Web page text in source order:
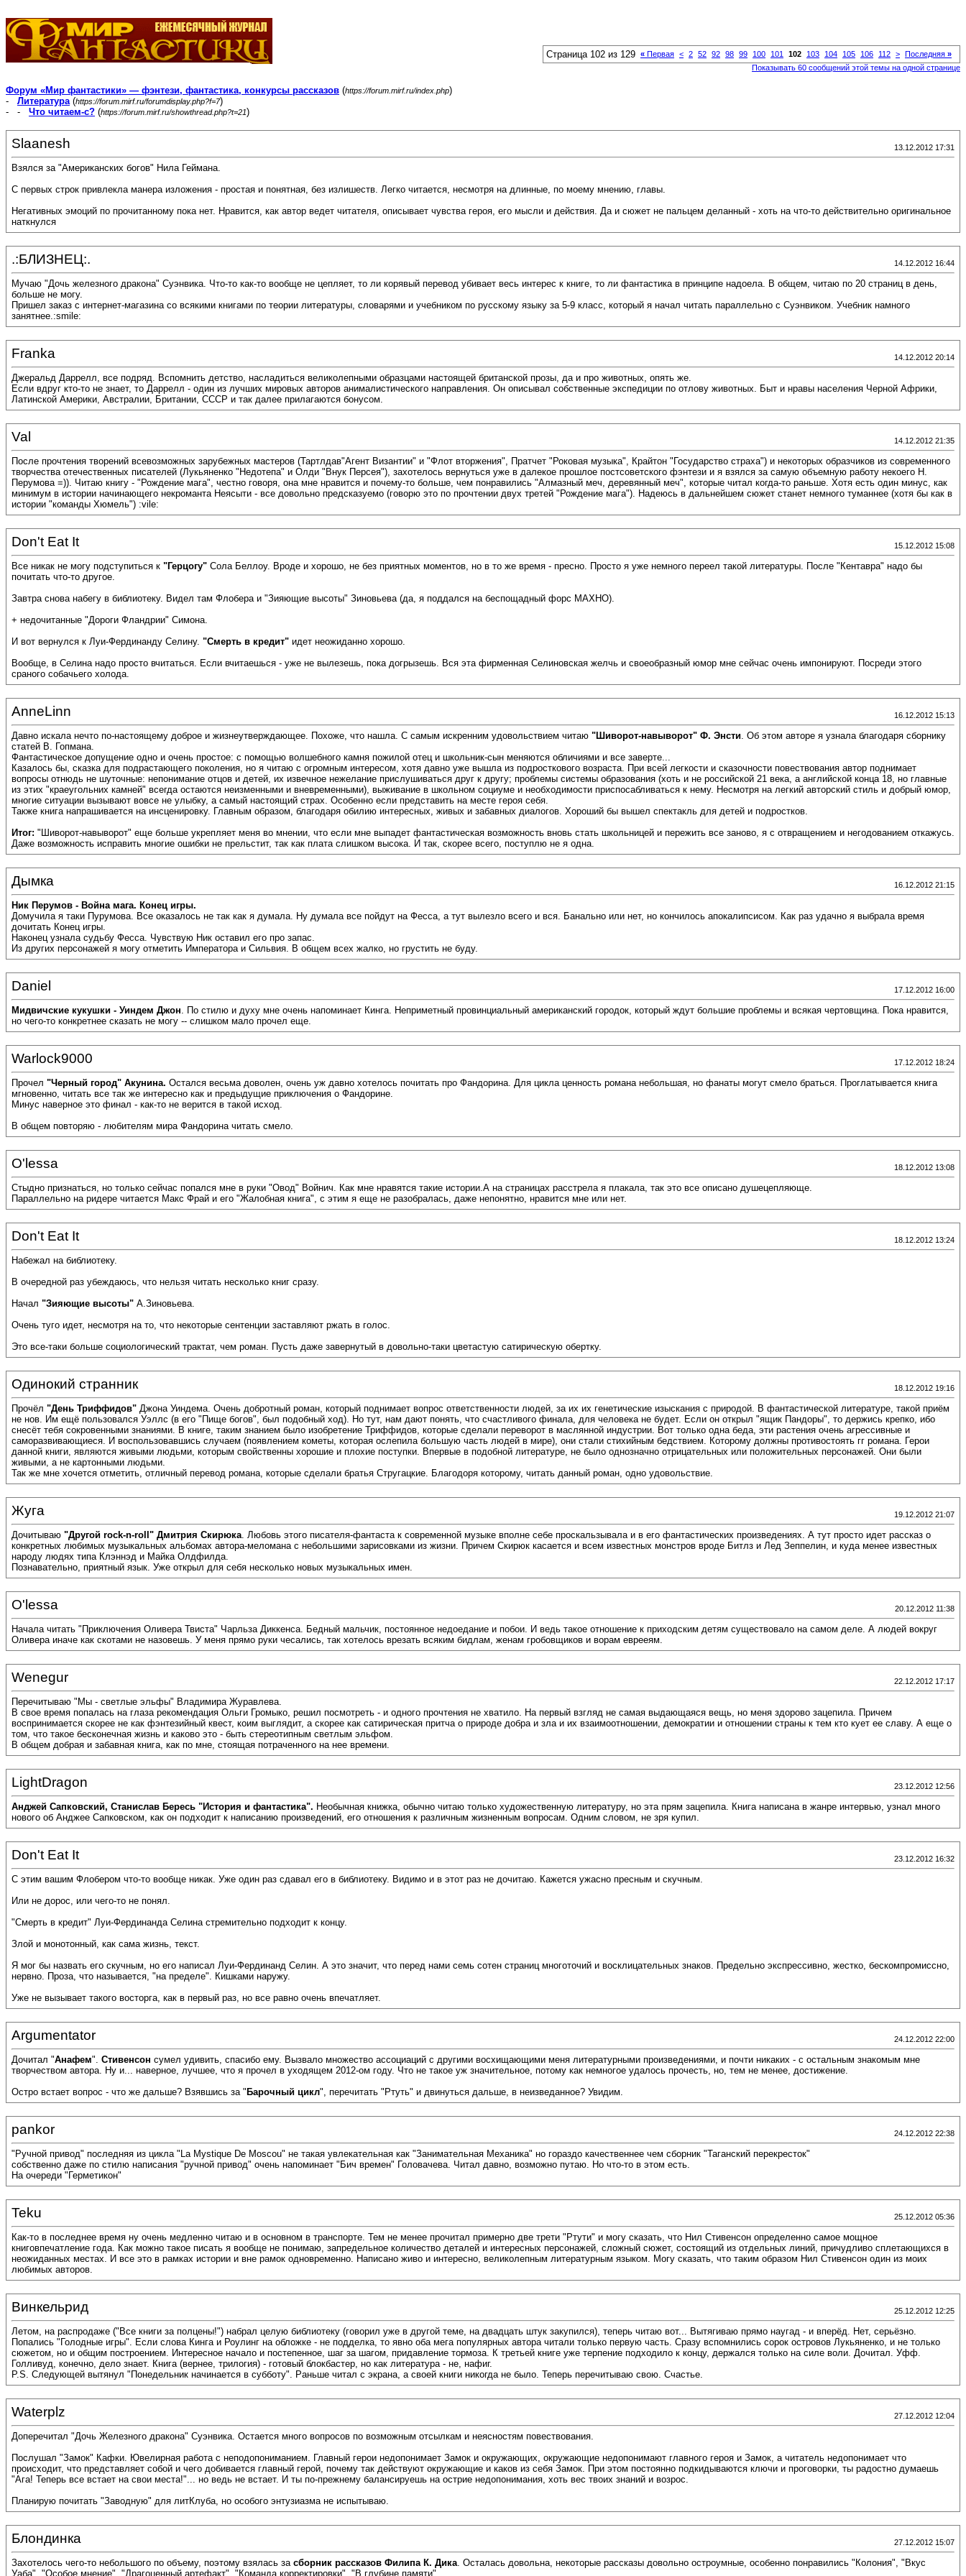
Страница 102 из 129 « Первая < 2 52 92 98 99 100 101 102 103 104 105 106 112 > Последняя »
Показывать 60 сообщений этой темы на одной странице
Форум «Мир фантастики» — фэнтези, фантастика, конкурсы рассказов (https://forum.mirf.ru/index.php)
- Литература(https://forum.mirf.ru/forumdisplay.php?f=7)
- - Что читаем-с? (https://forum.mirf.ru/showthread.php?t=21)
Slaanesh 13.12.2012 17:31
Взялся за "Американских богов" Нила Геймана.
С первых строк привлекла манера изложения - простая и понятная, без излишеств. Легко читается, несмотря на длинные, по моему мнению, главы.
Негативных эмоций по прочитанному пока нет. Нравится, как автор ведет читателя, описывает чувства героя, его мысли и действия. Да и сюжет не пальцем деланный - хоть на что-то действительно оригинальное
наткнулся
.:БЛИЗНЕЦ:. 14.12.2012 16:44
Мучаю "Дочь железного дракона" Суэнвика. Что-то как-то вообще не цепляет, то ли корявый перевод убивает весь интерес к книге, то ли фантастика в принципе надоела. В общем, читаю по 20 страниц в день,
больше не могу.
Пришел заказ с интернет-магазина со всякими книгами по теории литературы, словарями и учебником по русскому языку за 5-9 класс, который я начал читать параллельно с Суэнвиком. Учебник намного
занятнее.:smile:
Franka 14.12.2012 20:14
Джеральд Даррелл, все подряд. Вспомнить детство, насладиться великолепными образцами настоящей британской прозы, да и про животных, опять же.
Если вдруг кто-то не знает, то Даррелл - один из лучших мировых авторов анималистического направления. Он описывал собственные экспедиции по отлову животных. Быт и нравы населения Черной Африки,
Латинской Америки, Австралии, Британии, СССР и так далее прилагаются бонусом.
Val 14.12.2012 21:35
После прочтения творений всевозможных зарубежных мастеров (Тартлдав"Агент Византии" и "Флот вторжения", Пратчет "Роковая музыка", Крайтон "Государство страха") и некоторых образчиков из современного
творчества отечественных писателей (Лукьяненко "Недотепа" и Олди "Внук Персея"), захотелось вернуться уже в далекое прошлое постсоветского фэнтези и я взялся за самую объемную работу некоего Н.
Перумова =)). Читаю книгу - "Рождение мага", честно говоря, она мне нравится и почему-то больше, чем понравились "Алмазный меч, деревянный меч", которые читал когда-то раньше. Хотя есть один минус, как
минимум в истории начинающего некроманта Неясыти - все довольно предсказуемо (говорю это по прочтении двух третей "Рождение мага"). Надеюсь в дальнейшем сюжет станет немного туманнее (хотя бы как в
истории "команды Хюмель") :vile:
Don't Eat It 15.12.2012 15:08
Все никак не могу подступиться к "Герцогу" Сола Беллоу. Вроде и хорошо, не без приятных моментов, но в то же время - пресно. Просто я уже немного переел такой литературы. После "Кентавра" надо бы
почитать что-то другое.
Завтра снова набегу в библиотеку. Видел там Флобера и "Зияющие высоты" Зиновьева (да, я поддался на беспощадный форс МАХНО).
+ недочитанные "Дороги Фландрии" Симона.
И вот вернулся к Луи-Фердинанду Селину. "Смерть в кредит" идет неожиданно хорошо.
Вообще, в Селина надо просто вчитаться. Если вчитаешься - уже не вылезешь, пока догрызешь. Вся эта фирменная Селиновская желчь и своеобразный юмор мне сейчас очень импонируют. Посреди этого
сраного собачьего холода.
AnneLinn 16.12.2012 15:13
Давно искала нечто по-настоящему доброе и жизнеутверждающее. Похоже, что нашла. С самым искренним удовольствием читаю "Шиворот-навыворот" Ф. Энсти. Об этом авторе я узнала благодаря сборнику
статей В. Гопмана.
Фантастическое допущение одно и очень простое: с помощью волшебного камня пожилой отец и школьник-сын меняются обличиями и все заверте...
Казалось бы, сказка для подрастающего поколения, но я читаю с огромным интересом, хотя давно уже вышла из подросткового возраста. При всей легкости и сказочности повествования автор поднимает
вопросы отнюдь не шуточные: непонимание отцов и детей, их извечное нежелание прислушиваться друг к другу; проблемы системы образования (хоть и не российской 21 века, а английской конца 18, но главные
из этих "краеугольних камней" всегда остаются неизменными и вневременными), выживание в школьном социуме и необходимости приспосабливаться к нему. Несмотря на легкий авторский стиль и добрый юмор,
многие ситуации вызывают вовсе не улыбку, а самый настоящий страх. Особенно если представить на месте героя себя.
Также книга напрашивается на инсценировку. Главным образом, благодаря обилию интересных, живых и забавных диалогов. Хороший бы вышел спектакль для детей и подростков.
Итог: "Шиворот-навыворот" еще больше укрепляет меня во мнении, что если мне выпадет фантастическая возможность вновь стать школьницей и пережить все заново, я с отвращением и негодованием откажусь.
Даже возможность исправить многие ошибки не прельстит, так как плата слишком высока. И так, скорее всего, поступлю не я одна.
Дымка 16.12.2012 21:15
Ник Перумов - Война мага. Конец игры.
Домучила я таки Пурумова. Все оказалось не так как я думала. Ну думала все пойдут на Фесса, а тут вылезло всего и вся. Банально или нет, но кончилось апокалипсисом. Как раз удачно я выбрала время
дочитать Конец игры.
Наконец узнала судьбу Фесса. Чувствую Ник оставил его про запас.
Из других персонажей я могу отметить Императора и Сильвия. В общем всех жалко, но грустить не буду.
Daniel 17.12.2012 16:00
Мидвичские кукушки - Уиндем Джон. По стилю и духу мне очень напоминает Кинга. Неприметный провинциальный американский городок, который ждут большие проблемы и всякая чертовщина. Пока нравится,
но чего-то конкретнее сказать не могу -- слишком мало прочел еще.
Warlock9000 17.12.2012 18:24
Прочел "Черный город" Акунина. Остался весьма доволен, очень уж давно хотелось почитать про Фандорина. Для цикла ценность романа небольшая, но фанаты могут смело браться. Проглатывается книга
мгновенно, читать все так же интересно как и предыдущие приключения о Фандорине.
Минус наверное это финал - как-то не верится в такой исход.
В общем повторяю - любителям мира Фандорина читать смело.
O'lessa 18.12.2012 13:08
Стыдно признаться, но только сейчас попался мне в руки "Овод" Войнич. Как мне нравятся такие истории.А на страницах расстрела я плакала, так это все описано душецепляюще.
Параллельно на ридере читается Макс Фрай и его "Жалобная книга", с этим я еще не разобралась, даже непонятно, нравится мне или нет.
Don't Eat It 18.12.2012 13:24
Набежал на библиотеку.
В очередной раз убеждаюсь, что нельзя читать несколько книг сразу.
Начал "Зияющие высоты" А.Зиновьева.
Очень туго идет, несмотря на то, что некоторые сентенции заставляют ржать в голос.
Это все-таки больше социологический трактат, чем роман. Пусть даже завернутый в довольно-таки цветастую сатирическую обертку.
Одинокий странник 18.12.2012 19:16
Прочёл "День Триффидов" Джона Уиндема. Очень добротный роман, который поднимает вопрос ответственности людей, за их их генетические изыскания с природой. В фантастической литературе, такой приём
не нов. Им ещё пользовался Уэллс (в его "Пище богов", был подобный ход). Но тут, нам дают понять, что счастливого финала, для человека не будет. Если он открыл "ящик Пандоры", то держись крепко, ибо
снесёт тебя сокровенными знаниями. В книге, таким знанием было изобретение Триффидов, которые сделали переворот в маслянной индустрии. Вот только одна беда, эти растения очень агрессивные и
саморазвивающиеся. И воспользовавшись случаем (появлением кометы, которая ослепила большую часть людей в мире), они стали стихийным бедствием. Которому должны противостоять гг романа. Герои
данной книги, являются живыми людьми, которым свойственны хорошие и плохие поступки. Впервые в подобной литературе, не было однозначно отрицательных или положительных персонажей. Они были
живыми, а не картонными людьми.
Так же мне хочется отметить, отличный перевод романа, которые сделали братья Стругацкие. Благодоря которому, читать данный роман, одно удовольствие.
Жуга 19.12.2012 21:07
Дочитываю "Другой rock-n-roll" Дмитрия Скирюка. Любовь этого писателя-фантаста к современной музыке вполне себе проскальзывала и в его фантастических произведениях. А тут просто идет рассказ о
конкретных любимых музыкальных альбомах автора-меломана с небольшими зарисовками из жизни. Причем Скирюк касается и всем известных монстров вроде Битлз и Лед Зеппелин, и куда менее известных
народу людях типа Клэннэд и Майка Олдфилда.
Познавательно, приятный язык. Уже открыл для себя несколько новых музыкальных имен.
O'lessa 20.12.2012 11:38
Начала читать "Приключения Оливера Твиста" Чарльза Диккенса. Бедный мальчик, постоянное недоедание и побои. И ведь такое отношение к приходским детям существовало на самом деле. А людей вокруг
Оливера иначе как скотами не назовешь. У меня прямо руки чесались, так хотелось врезать всяким бидлам, женам гробовщиков и ворам еврееям.
Wenegur 22.12.2012 17:17
Перечитываю "Мы - светлые эльфы" Владимира Журавлева.
В свое время попалась на глаза рекомендация Ольги Громыко, решил посмотреть - и одного прочтения не хватило. На первый взгляд не самая выдающаяся вещь, но меня здорово зацепила. Причем
воспринимается скорее не как фэнтезийный квест, коим выглядит, а скорее как сатирическая притча о природе добра и зла и их взаимоотношении, демократии и отношении страны к тем кто кует ее славу. А еще о
том, что такое бесконечная жизнь и каково это - быть стереотипным светлым эльфом.
В общем добрая и забавная книга, как по мне, стоящая потраченного на нее времени.
LightDragon 23.12.2012 12:56
Анджей Сапковский, Станислав Бересь "История и фантастика". Необычная книжка, обычно читаю только художественную литературу, но эта прям зацепила. Книга написана в жанре интервью, узнал много
нового об Анджее Сапковском, как он подходит к написанию произведений, его отношения к различным жизненным вопросам. Одним словом, не зря купил.
Don't Eat It 23.12.2012 16:32
С этим вашим Флобером что-то вообще никак. Уже один раз сдавал его в библиотеку. Видимо и в этот раз не дочитаю. Кажется ужасно пресным и скучным.
Или не дорос, или чего-то не понял.
"Смерть в кредит" Луи-Фердинанда Селина стремительно подходит к концу.
Злой и монотонный, как сама жизнь, текст.
Я мог бы назвать его скучным, но его написал Луи-Фердинанд Селин. А это значит, что перед нами семь сотен страниц многоточий и восклицательных знаков. Предельно экспрессивно, жестко, бескомпромиссно,
нервно. Проза, что называется, "на пределе". Кишками наружу.
Уже не вызывает такого восторга, как в первый раз, но все равно очень впечатляет.
Argumentator 24.12.2012 22:00
Дочитал "Анафем". Стивенсон сумел удивить, спасибо ему. Вызвало множество ассоциаций с другими восхищающими меня литературными произведениями, и почти никаких - с остальным знакомым мне
творчеством автора. Ну и... наверное, лучшее, что я прочел в уходящем 2012-ом году. Что не такое уж значительное, потому как немногое удалось прочесть, но, тем не менее, достижение.
Остро встает вопрос - что же дальше? Взявшись за " Барочный цикл", перечитать "Ртуть" и двинуться дальше, в неизведанное? Увидим.
pankor 24.12.2012 22:38
"Ручной привод" последняя из цикла "La Mystique De Moscou" не такая увлекательная как "Занимательная Механика" но гораздо качественнее чем сборник "Таганский перекресток"
собственно даже по стилю написания "ручной привод" очень напоминает "Бич времен" Головачева. Читал давно, возможно путаю. Но что-то в этом есть.
На очереди "Герметикон"
Teku 25.12.2012 05:36
Как-то в последнее время ну очень медленно читаю и в основном в транспорте. Тем не менее прочитал примерно две трети "Ртути" и могу сказать, что Нил Стивенсон определенно самое мощное
книговпечатление года. Как можно такое писать я вообще не понимаю, запредельное количество деталей и интересных персонажей, сложный сюжет, состоящий из отдельных линий, причудливо сплетающихся в
неожиданных местах. И все это в рамках истории и вне рамок одновременно. Написано живо и интересно, великолепным литературным языком. Могу сказать, что таким образом Нил Стивенсон один из моих
любимых авторов.
Винкельрид 25.12.2012 12:25
Летом, на распродаже ("Все книги за полцены!") набрал целую библиотеку (говорил уже в другой теме, на двадцать штук закупился), теперь читаю вот... Вытягиваю прямо наугад - и вперёд. Нет, серьёзно.
Попались "Голодные игры". Если слова Кинга и Роулинг на обложке - не подделка, то явно оба мега популярных автора читали только первую часть. Сразу вспомнились сорок островов Лукьяненко, и не только
сюжетом, но и общим построением. Интересное начало и постепенное, шаг за шагом, придавление тормоза. К третьей книге уже терпение подходило к концу, держался только на силе воли. Дочитал. Уфф.
Голливуд, конечно, дело знает. Книга (вернее, трилогия) - готовый блокбастер, но как литература - не, нафиг.
P.S. Следующей вытянул "Понедельник начинается в субботу". Раньше читал с экрана, а своей книги никогда не было. Теперь перечитываю свою. Счастье.
Waterplz 27.12.2012 12:04
Доперечитал "Дочь Железного дракона" Суэнвика. Остается много вопросов по возможным отсылкам и неясностям повествования.
Послушал "Замок" Кафки. Ювелирная работа с неподопониманием. Главный герои недопонимает Замок и окружающих, окружающие недопонимают главного героя и Замок, а читатель недопонимает что
происходит, что представляет собой и чего добивается главный герой, почему так действуют окружающие и каков из себя Замок. При этом постоянно подкидываются ключи и проговорки, ты радостно думаешь
"Ага! Теперь все встает на свои места!"... но ведь не встает. И ты по-прежнему балансируешь на острие недопонимания, хоть вес твоих знаний и возрос.
Планирую почитать "Заводную" для литКлуба, но особого энтузиазма не испытываю.
Блондинка 27.12.2012 15:07
Захотелось чего-то небольшого по объему, поэтому взялась за сборник рассказов Филипа К. Дика. Осталась довольна, некоторые рассказы довольно остроумные, особенно понравились "Колония", "Вкус
Уаба", "Особое мнение", "Драгоценный артефакт", "Команда корректировки", "В глубине памяти".